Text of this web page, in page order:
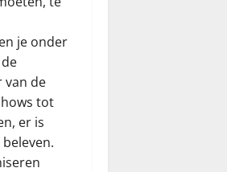
je onder
van de
tot
er is